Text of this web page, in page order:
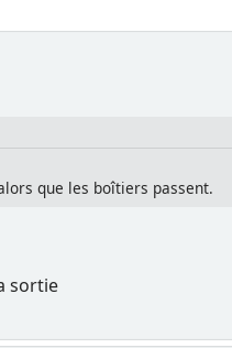
que les boîtiers passent.
sortie